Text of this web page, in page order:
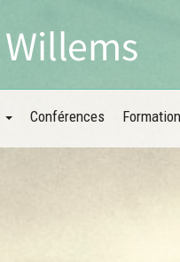
Conférences